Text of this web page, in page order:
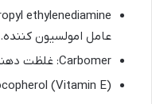
عامل امولسیون کننده.
Carbomer: غلظت دهنده و پایدار کننده فرمولاسیون ژل.